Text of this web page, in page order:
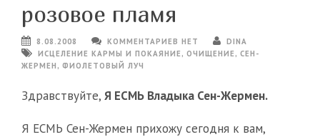
розовое пламя
8.08.2008 КОММЕНТАРИЕВ НЕТ
DINA
ИСЦЕЛЕНИЕ КАРМЫ И ПОКАЯНИЕ, ОЧИЩЕНИЕ, СЕН-
ЖЕРМЕН , ФИОЛЕТОВЫЙ ЛУЧ
Здравствуйте, Я ЕСМЬ Владыка Сен-Жермен.
Я ЕСМЬ Сен-Жермен прихожу сегодня к вам,